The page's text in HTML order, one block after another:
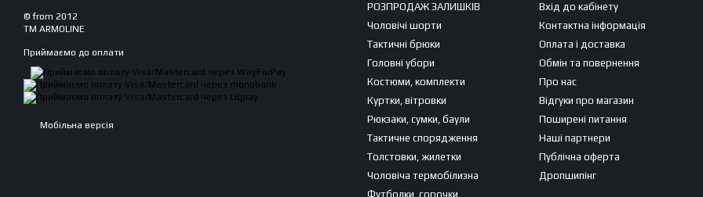
© from 2012
TM ARMOLINE
Приймаємо до оплати
Мобільна версія
РОЗПРОДАЖ ЗАЛИШКІВ
Чоловічі шорти
Тактичні брюки
Головні убори
Костюми, комплекти
Куртки, вітровки
Рюкзаки, сумки, баули
Тактичне спорядження
Толстовки, жилетки
Чоловіча термобілизна
Футболки, сорочки
Вхід до кабінету
Контактна інформація
Оплата і доставка
Обмін та повернення
Про нас
Відгуки про магазин
Поширені питання
Наші партнери
Публічна оферта
Дропшипінг